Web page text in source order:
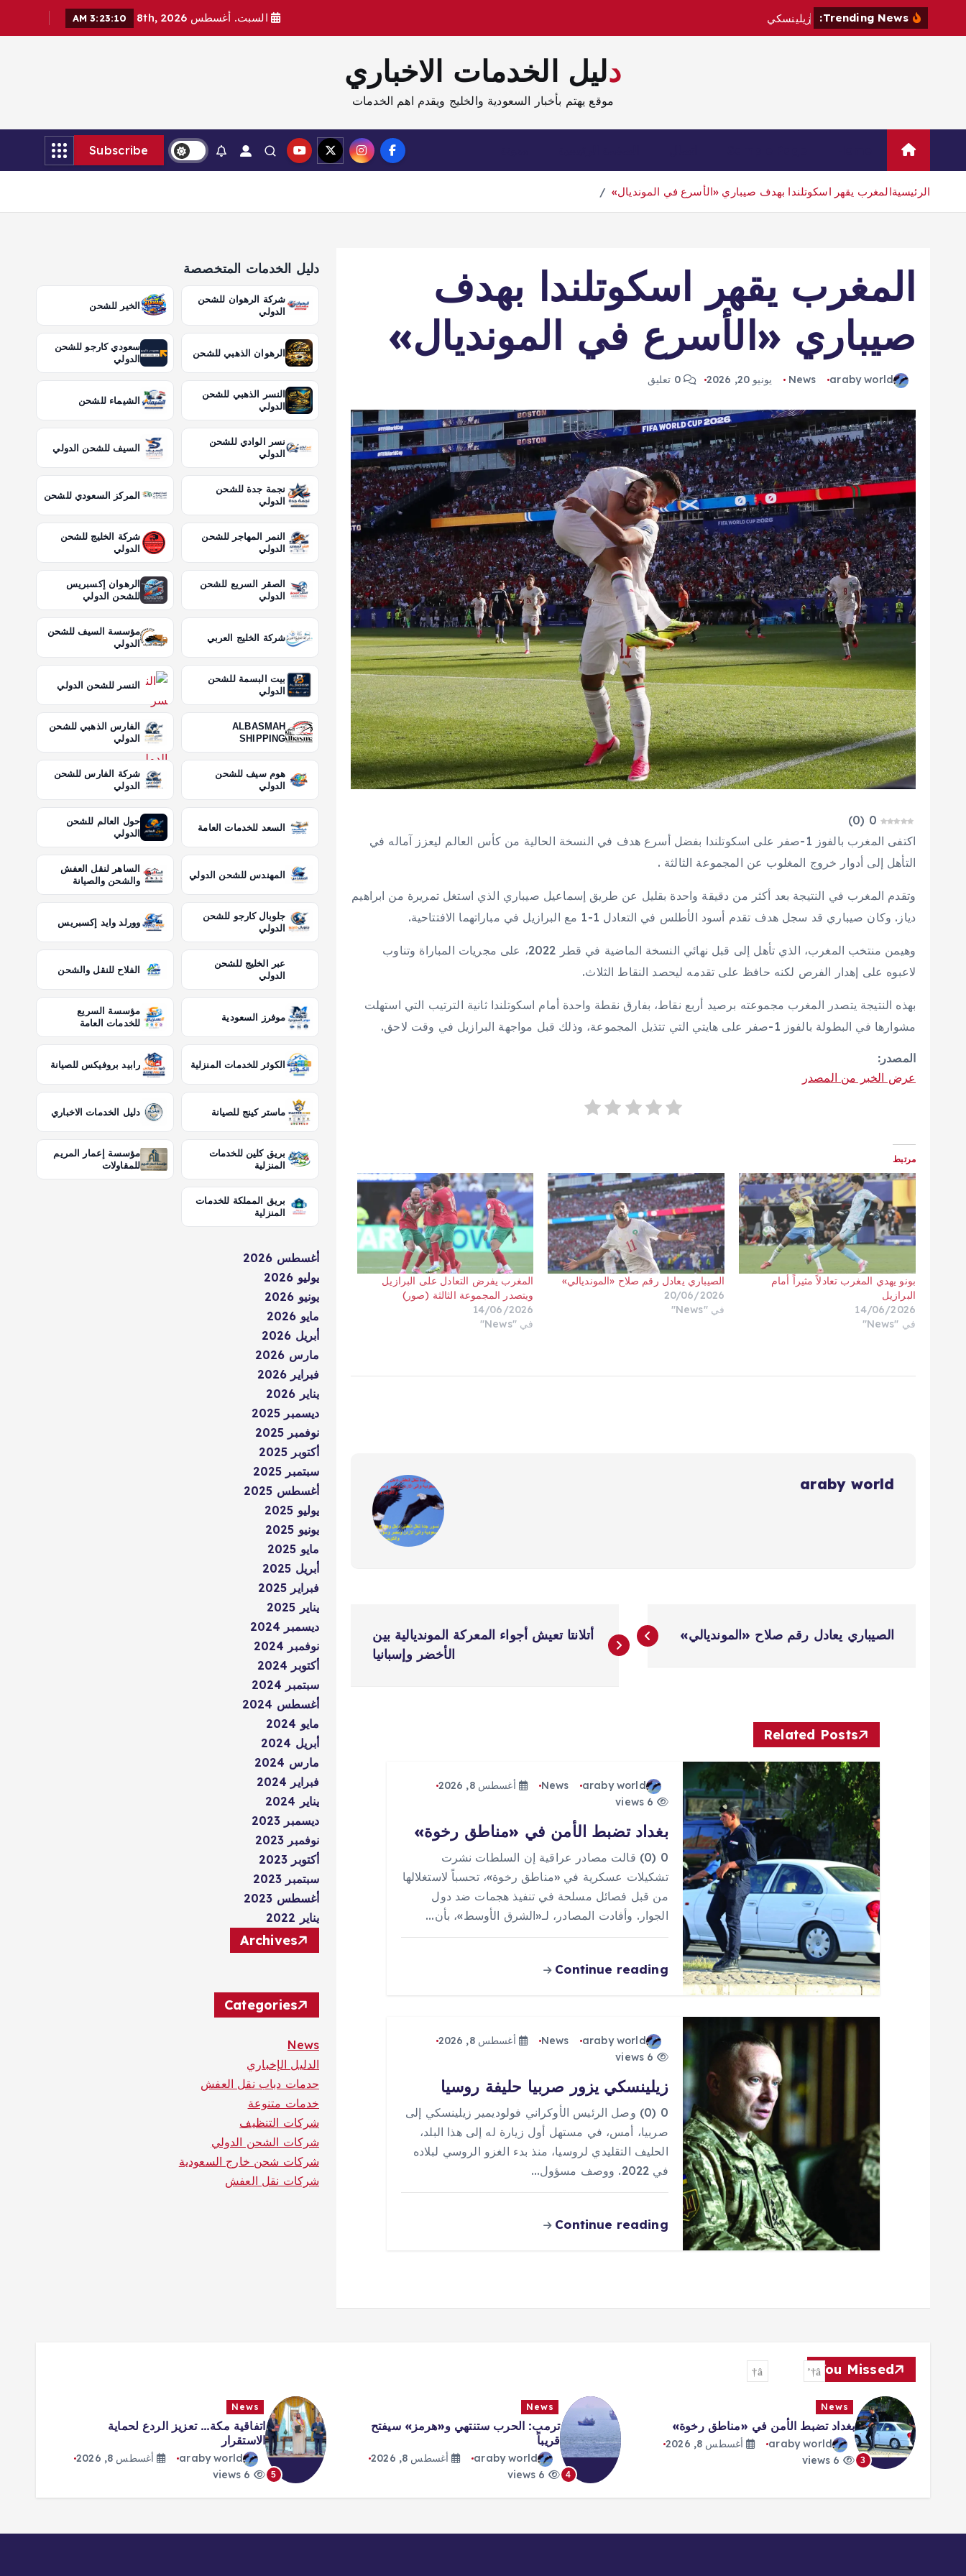
ز يلينسكي السبت. أغسطس 8th, 2026 3:23:11 AM
دليل الخدمات الاخباري
موقع يهتم بأخبار السعودية والخليج ويقدم اهم الخدمات
Subscribe
الرئيسيةالمغرب يقهر اسكوتلندا بهدف صيباري «الأسرع في المونديال»
المغرب يقهر اسكوتلندا بهدف
صيباري «الأسرع في المونديال»
araby world
News يونيو 20, 2026 0 تعليق
0
(
0
)
اكتفى المغرب بالفوز 1-صفر على اسكوتلندا بفضل أسرع هدف في النسخة الحالية من كأس العالم ليعزز آماله في
التأهل إلى أدوار خروج المغلوب عن المجموعة الثالثة .
وتقدم المغرب في النتيجة بعد أكثر من دقيقة واحدة بقليل عن طريق إسماعيل صيباري الذي استغل تمريرة من ابراهيم
دياز. وكان صيباري قد سجل هدف تقدم أسود الأطلس في التعادل 1-1 مع البرازيل في مباراتهما الافتتاحية.
وهيمن منتخب المغرب، الذي تأهل إلى قبل نهائي النسخة الماضية في قطر 2022، على مجريات المباراة وتناوب
لاعبوه على إهدار الفرص لكنه حافظ على تقدمه ليحصد النقاط الثلاث.
بهذه النتيجة يتصدر المغرب مجموعته برصيد أربع نقاط، بفارق نقطة واحدة أمام اسكوتلندا ثانية الترتيب التي استهلت
مشوارها في البطولة بالفوز 1-صفر على هايتي التي تتذيل المجموعة، وذلك قبل مواجهة البرازيل في وقت لاحق.
المصدر:
عرض الخبر من المصدر
مرتبط
بونو يهدي المغرب تعادلاً مثيراً أمام
البرازيل
14/06/2026
في "News"
الصيباري يعادل رقم صلاح «المونديالي»
20/06/2026
في "News"
المغرب يفرض التعادل على البرازيل
ويتصدر المجموعة الثالثة (صور)
14/06/2026
في "News"
araby world
الصيباري يعادل رقم صلاح «المونديالي»
أتلانتا تعيش أجواء المعركة المونديالية بين
الأخضر وإسبانيا
Related Posts
araby world
News
أغسطس 8, 2026
بغداد تضبط الأمن في «مناطق رخوة»
0 (0) قالت مصادر عراقية إن السلطات نشرت
تشكيلات عسكرية في «مناطق رخوة»، تحسباً لاستغلالها
من قبل فصائل مسلحة في تنفيذ هجمات ضد دول
الجوار. وأفادت المصادر، لـ«الشرق الأوسط»، بأن…
Continue reading
araby world
News
أغسطس 8, 2026
زيلينسكي يزور صربيا حليفة روسيا
0 (0) وصل الرئيس الأوكراني فولوديمير زيلينسكي إلى
صربيا، أمس، في مستهل أول زيارة له إلى هذا البلد،
الحليف التقليدي لروسيا، منذ بدء الغزو الروسي لبلاده
في 2022. ووصف مسؤول…
Continue reading
دليل الخدمات المتخصصة
شركة الرهوان للشحن
الدولي
الخير للشحن
الرهوان الذهبي للشحن
سعودي كارجو للشحن
الدولي
النسر الذهبي للشحن
الدولي
الشيماء للشحن
نسر الوادي للشحن
الدولي
السيف للشحن الدولي
نجمة جدة للشحن
الدولي
المركز السعودي للشحن
النمر المهاجر للشحن
الدولي
شركة الخليج للشحن
الدولي
الصقر السريع للشحن
الدولي
الرهوان إكسبريس
للشحن الدولي
شركة الخليج العربي
مؤسسة السيف للشحن
الدولي
بيت البسمة للشحن
الدولي
النسر للشحن الدولي
ALBASMAH
SHIPPING
الفارس الذهبي للشحن
الدولي
هوم سيف للشحن
الدولي
شركة الفارس للشحن
الدولي
السعد للخدمات العامة
حول العالم للشحن
الدولي
المهندس للشحن الدولي
الساهر لنقل العفش
والشحن والصيانة
جلوبال كارجو للشحن
الدولي
وورلد وايد إكسبريس
عبر الخليج للشحن
الدولي
الفلاح للنقل والشحن
موفرز السعودية
مؤسسة السريع
للخدمات العامة
الكوثر للخدمات المنزلية رابيد بروفيكس للصيانة
ماستر كينج للصيانة دليل الخدمات الاخباري
بريق كلين للخدمات
المنزلية
مؤسسة إعمار المريم
للمقاولات
بريق المملكة للخدمات
المنزلية
أغسطس 2026
يوليو 2026
يونيو 2026
مايو 2026
أبريل 2026
مارس 2026
فبراير 2026
يناير 2026
ديسمبر 2025
نوفمبر 2025
أكتوبر 2025
سبتمبر 2025
أغسطس 2025
يوليو 2025
يونيو 2025
مايو 2025
أبريل 2025
فبراير 2025
يناير 2025
ديسمبر 2024
نوفمبر 2024
أكتوبر 2024
سبتمبر 2024
أغسطس 2024
مايو 2024
أبريل 2024
مارس 2024
فبراير 2024
يناير 2024
ديسمبر 2023
نوفمبر 2023
أكتوبر 2023
سبتمبر 2023
أغسطس 2023
يناير 2022
Archives
Categories
News
الدليل الإخباري
حدمات دباب نقل العفش
خدمات متنوعة
شركات التنظيف
شركات الشحن الدولي
شركات شحن خارج السعودية
شركات نقل العفش
You Missed
3
News
بغداد تضبط الأمن في «مناطق رخوة»
araby world
أغسطس 8, 2026
4
News
ترمب: الحرب ستنتهي و«هرمز» سيفتح
قريباً
araby world
أغسطس 8, 2026
5
News
اتفاقية مكة… تعزيز الردع لحماية
الاستقرار
araby world
أغسطس 8, 2026